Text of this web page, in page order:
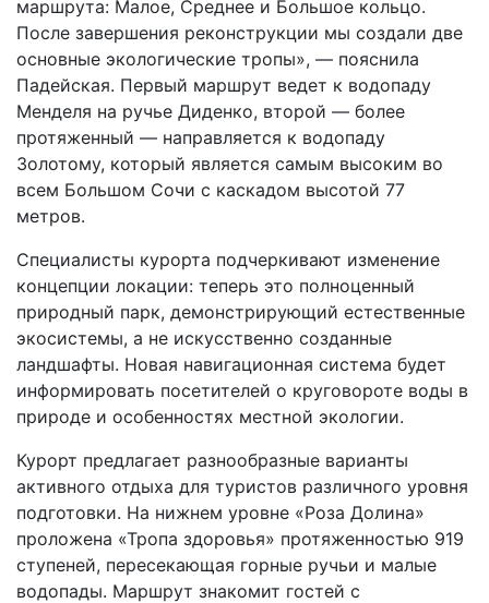
маршрута: Малое, Среднее и Большое кольцо.
После завершения реконструкции мы создали две
основные экологические тропы», — пояснила
Падейская. Первый маршрут ведет к водопаду
Менделя на ручье Диденко, второй — более
протяженный — направляется к водопаду
Золотому, который является самым высоким во
всем Большом Сочи с каскадом высотой 77
метров.
Специалисты курорта подчеркивают изменение
концепции локации: теперь это полноценный
природный парк, демонстрирующий естественные
экосистемы, а не искусственно созданные
ландшафты. Новая навигационная система будет
информировать посетителей о круговороте воды в
природе и особенностях местной экологии.
Курорт предлагает разнообразные варианты
активного отдыха для туристов различного уровня
подготовки. На нижнем уровне «Роза Долина»
проложена «Тропа здоровья» протяженностью 919
ступеней, пересекающая горные ручьи и малые
водопады. Маршрут знакомит гостей с